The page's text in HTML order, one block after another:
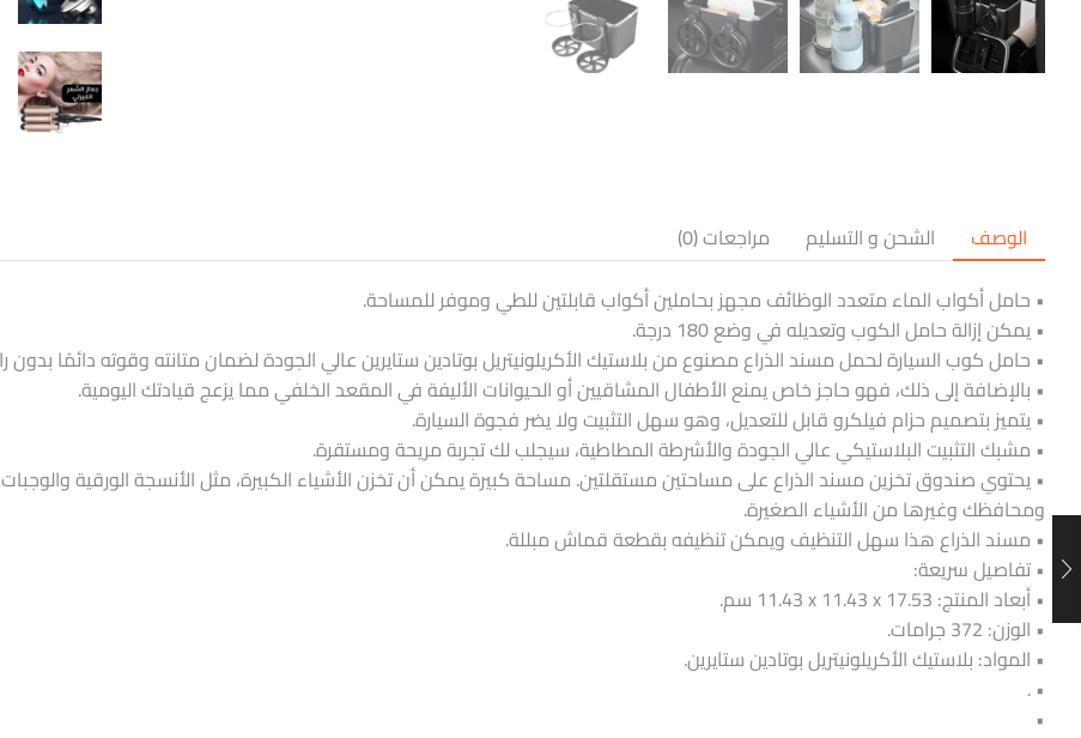
الوصف الشحن و التسليم
مراجعات (0)
• حامل أكواب الماء متعدد الوظائف مجهز بحاملين أكواب قابلتين للطي وموفر للمساحة.
• يمكن إزالة حامل الكوب وتعديله في وضع 180 درجة.
• حامل كوب السيارة لحمل مسند الذراع مصنوع من بلاستيك الأكريلونيتريل بوتادين ستايرين عالي الجودة لضمان متانته وقوته دائمًا بدون
• بالإضافة إلى ذلك، فهو حاجز خاص يمنع الأطفال المشاقيين أو الحيوانات الأليفة في المقعد الخلفي مما يزعج قيادتك اليومية.
• يتميز بتصميم حزام فيلكرو قابل للتعديل، وهو سهل التثبيت ولا يضر فجوة السيارة.
• مشبك التثبيت البلاستيكي عالي الجودة والأشرطة المطاطية، سيجلب لك تجربة مريحة ومستقرة.
• يحتوي صندوق تخزين مسند الذراع على مساحتين مستقلتين. مساحة كبيرة يمكن أن تخزن الأشياء الكبيرة، مثل الأنسجة الورقية
ومحافظك وغيرها من الأشياء الصغيرة.
• مسند الذراع هذا سهل التنظيف ويمكن تنظيفه بقطعة قماش مبللة.
• تفاصيل سريعة:
• أبعاد المنتج: ‎11.43 x 11.43 x 17.53 سم.
• الوزن: 372 جرامات.
• المواد: بلاستيك الأكريلونيتريل بوتادين ستايرين.
• .
•